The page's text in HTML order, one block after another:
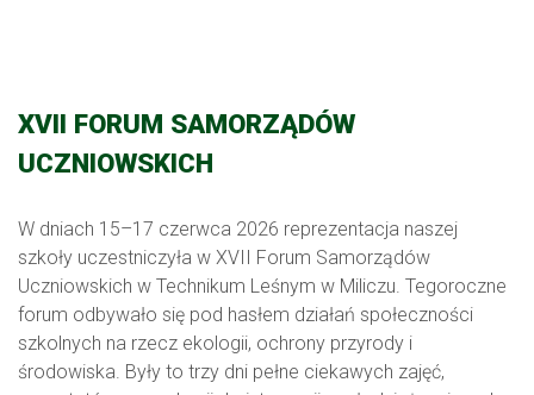
XVII FORUM SAMORZĄDÓW
UCZNIOWSKICH
W dniach 15–17 czerwca 2026 reprezentacja naszej
szkoły uczestniczyła w XVII Forum Samorządów
Uczniowskich w Technikum Leśnym w Miliczu. Tegoroczne
forum odbywało się pod hasłem działań społeczności
szkolnych na rzecz ekologii, ochrony przyrody i
środowiska. Były to trzy dni pełne ciekawych zajęć,